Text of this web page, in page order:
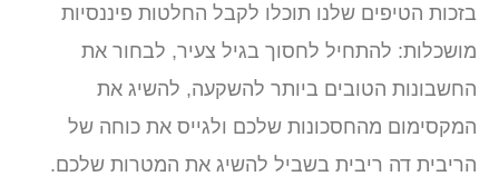
הטיפים שלנו תוכלו לקבל החלטות פיננסיות
להתחיל לחסוך בגיל צעיר, לבחור את
הטובים ביותר להשקעה, להשיג את
מהחסכונות שלכם ולגייס את כוחה של
דה ריבית בשביל להשיג את המטרות שלכם.